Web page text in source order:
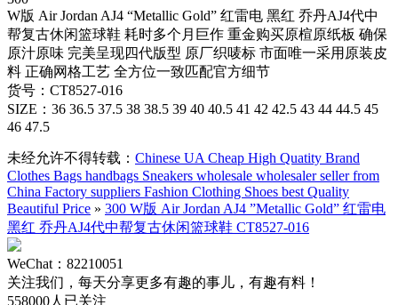
W版 Air Jordan AJ4 “Metallic Gold” 红雷电 黑红 乔丹AJ4代中
帮复古休闲篮球鞋 耗时多个月巨作 重金购买原楦原纸板 确保
原汁原味 完美呈现四代版型 原厂织唛标 市面唯一采用原装皮
料 正确网格工艺 全方位一致匹配官方细节
货号：CT8527-016
SIZE：36 36.5 37.5 38 38.5 39 40 40.5 41 42 42.5 43 44 44.5 45
46 47.5
未经允许不得转载： Chinese UA Cheap High Quatity Brand
Clothes Bags handbags Sneakers wholesale wholesaler seller from
China Factory suppliers Fashion Clothing Shoes best Quality
Beautiful Price » 300 W版 Air Jordan AJ4 ”Metallic Gold” 红雷电
黑红 乔丹AJ4代中帮复古休闲篮球鞋 CT8527-016
WeChat：82210051
关注我们，每天分享更多有趣的事儿，有趣有料！
558000人已关注